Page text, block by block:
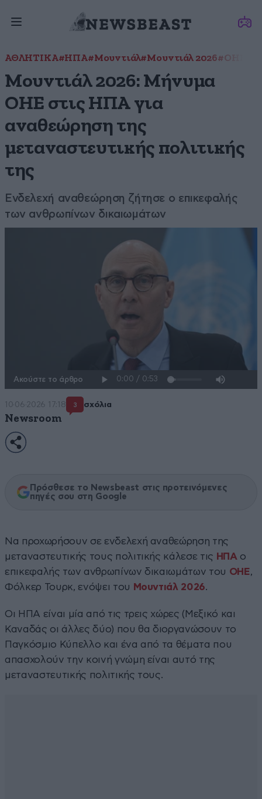
ΑΘΛΗΤΙΚΑ#ΗΠΑ#Μουντιάλ#Μουντιάλ 2026#ΟΗΕ
Μουντιάλ 2026: Μήνυμα
ΟΗΕ στις ΗΠΑ για
αναθεώρηση της
μεταναστευτικής πολιτικής
της
Ενδελεχή αναθεώρηση ζήτησε ο επικεφαλής
των ανθρωπίνων δικαιωμάτων
Ακούστε το άρθρο
10·06·2026 17:18 3 σχόλια
Newsroom
Πρόσθεσε το Newsbeast στις προτεινόμενες
πηγές σου στη Google
Να προχωρήσουν σε ενδελεχή αναθεώρηση της
μεταναστευτικής τους πολιτικής κάλεσε τις ΗΠΑ ο
επικεφαλής των ανθρωπίνων δικαιωμάτων του ΟΗΕ,
Φόλκερ Τουρκ, ενόψει του Μουντιάλ 2026.
Οι ΗΠΑ είναι μία από τις τρεις χώρες (Μεξικό και
Καναδάς οι άλλες δύο) που θα διοργανώσουν το
Παγκόσμιο Κύπελλο και ένα από τα θέματα που
απασχολούν την κοινή γνώμη είναι αυτό της
μεταναστευτικής πολιτικής τους.